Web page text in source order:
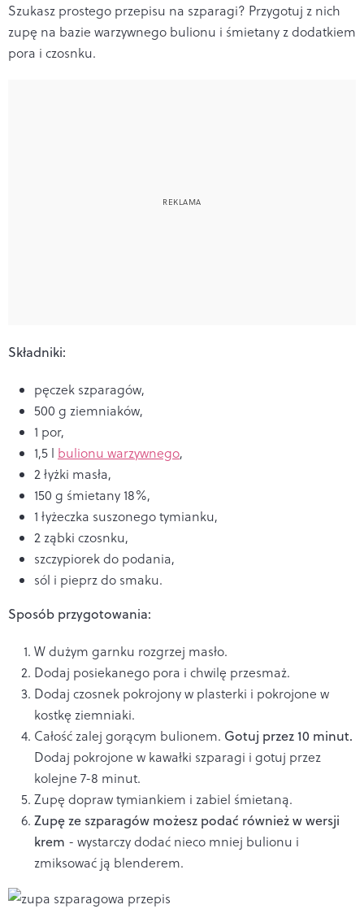
Szukasz prostego przepisu na szparagi? Przygotuj z nich
zupę na bazie warzywnego bulionu i śmietany z dodatkiem
pora i czosnku.
Składniki:
pęczek szparagów,
500 g ziemniaków,
1 por,
1,5 l bulionu warzywnego,
2 łyżki masła,
150 g śmietany 18%,
1 łyżeczka suszonego tymianku,
2 ząbki czosnku,
szczypiorek do podania,
sól i pieprz do smaku.
Sposób przygotowania:
W dużym garnku rozgrzej masło.
Dodaj posiekanego pora i chwilę przesmaż.
Dodaj czosnek pokrojony w plasterki i pokrojone w
kostkę ziemniaki.
Całość zalej gorącym bulionem. Gotuj przez 10 minut.
Dodaj pokrojone w kawałki szparagi i gotuj przez
kolejne 7-8 minut.
Zupę dopraw tymiankiem i zabiel śmietaną.
Zupę ze szparagów możesz podać również w wersji
krem - wystarczy dodać nieco mniej bulionu i
zmiksować ją blenderem.